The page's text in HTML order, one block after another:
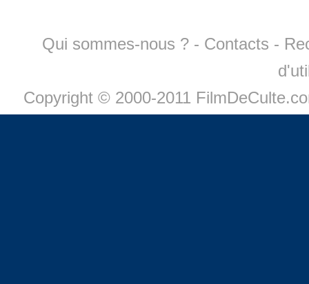
Qui sommes-nous ? - Contacts -
Copyright © 2000-2011